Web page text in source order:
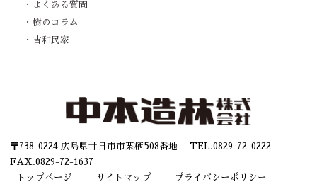
よくある質問
樹のコラム
吉和民家
〒738-0224 広島県廿日市市栗栖508番地 TEL.0829-72-0222
FAX.0829-72-1637
トップページ
サイトマップ プライバシーポリシー